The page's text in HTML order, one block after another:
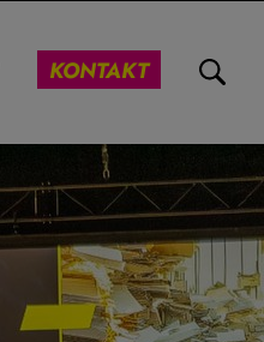
KONTAKT